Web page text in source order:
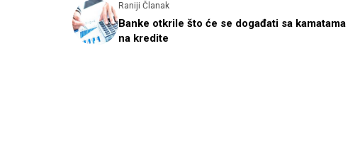
Raniji Članak
Banke otkrile što će se događati sa kamatama
na kredite